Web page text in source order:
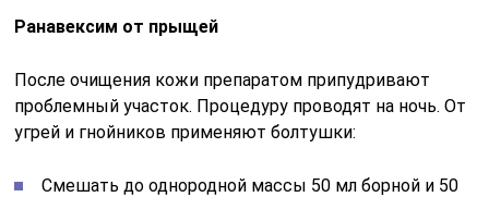
Ранавексим от прыщей
После очищения кожи препаратом припудривают
проблемный участок. Процедуру проводят на ночь. От
угрей и гнойников применяют болтушки:
Смешать до однородной массы 50 мл борной и 50